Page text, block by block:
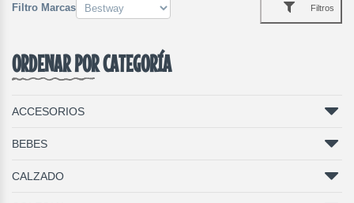
Filtro Marcas Filtros
ORDENAR POR CATEGORÍA
ACCESORIOS
BEBES
CALZADO